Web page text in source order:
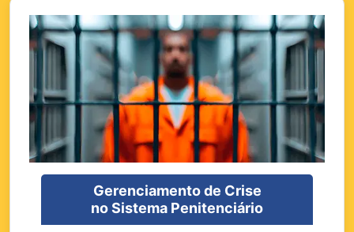
Gerenciamento de Crise
no Sistema Penitenciário